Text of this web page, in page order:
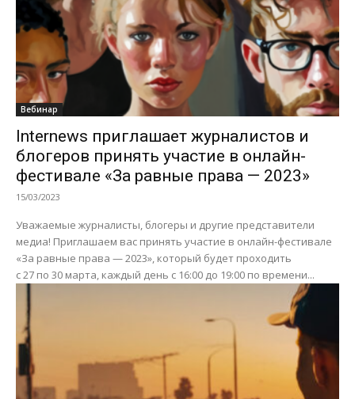
Вебинар
Internews приглашает журналистов и
блогеров принять участие в онлайн-
фестивале «За равные права — 2023»
15/03/2023
Уважаемые журналисты, блогеры и другие представители
медиа! Приглашаем вас принять участие в онлайн-фестивале
«За равные права — 2023», который будет проходить
с 27 по 30 марта, каждый день с 16:00 до 19:00 по времени...